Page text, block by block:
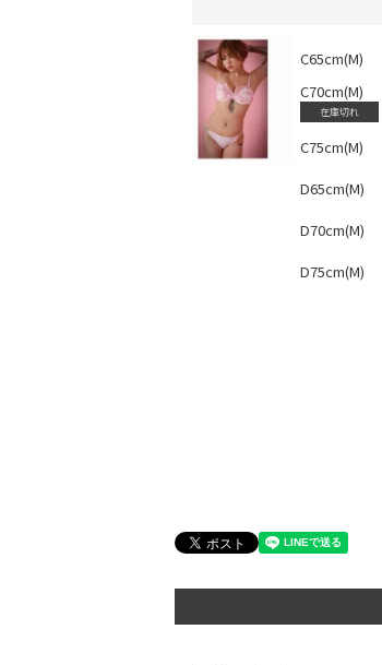
C65cm(M)
C70cm(M)
在庫切れ
C75cm(M)
D65cm(M)
D70cm(M)
D75cm(M)